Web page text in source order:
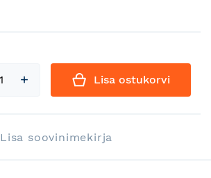
Lisa ostukorvi
Lisa soovinimekirja